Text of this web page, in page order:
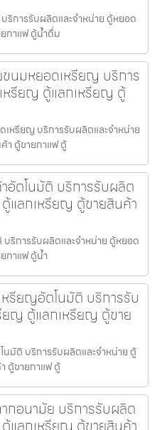
การรับผลิตและจำหน่าย ตู้หยอด
กาแฟ ตู้น้ำดื่ม
นมหยอดเหรียญ​ บริการ
หรียญ ตู้แลกเหรียญ ตู้
หรียญ​ บริการรับผลิตและจำหน่าย
า ตู้ขายกาแฟ ตู้
อัตโนมัติ บริการรับผลิต
แลกเหรียญ ตู้ขายสินค้า
ริการรับผลิตและจำหน่าย ตู้หยอด
กาแฟ ตู้น้ำ
รียญ​​​อัตโนมัติ บริการรับ
ยญ ตู้แลกเหรียญ ตู้ขาย
มัติ บริการรับผลิตและจำหน่าย ตู้
ตู้ขายกาแฟ ตู้
กอนามัย บริการรับผลิต